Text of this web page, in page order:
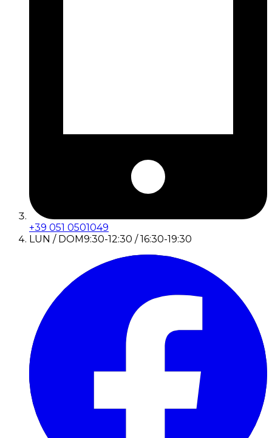
+39 051 0501049
LUN / DOM9:30-12:30 / 16:30-19:30